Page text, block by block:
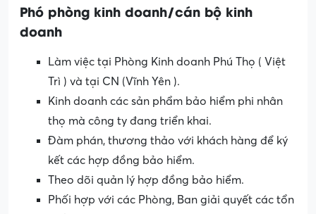
Phó phòng kinh doanh/cán bộ kinh
doanh
Làm việc tại Phòng Kinh doanh Phú Thọ ( Việt
Trì ) và tại CN (Vĩnh Yên ).
Kinh doanh các sản phẩm bảo hiểm phi nhân
thọ mà công ty đang triển khai.
Đàm phán, thương thảo với khách hàng để ký
kết các hợp đồng bảo hiểm.
Theo dõi quản lý hợp đồng bảo hiểm.
Phối hợp với các Phòng, Ban giải quyết các tổn